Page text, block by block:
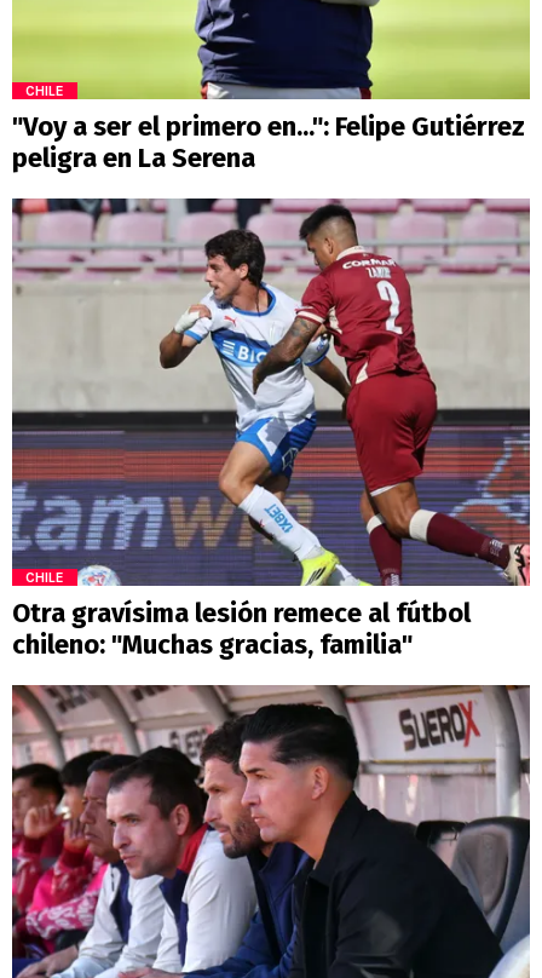
CHILE
"Voy a ser el primero en...": Felipe Gutiérrez
peligra en La Serena
CHILE
Otra gravísima lesión remece al fútbol
chileno: "Muchas gracias, familia"